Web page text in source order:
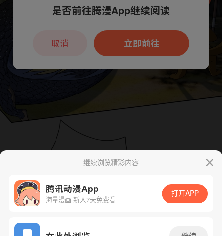
App免费看
继续浏览精彩内容
腾讯动漫App
海量漫画 新人7天免费看
打开APP
本章节仅支持App阅读，可打开App新用
户7天免费看
是否前往腾漫App继续阅读
立即前往
取消